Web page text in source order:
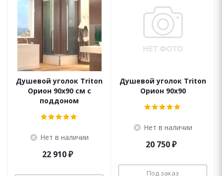
Душевой уголок Triton
Орион 90x90 см с
поддоном
Нет в наличии
22 910₽
Душевой уголок Triton
Орион 90x90
Нет в наличии
20 750₽
Под заказ